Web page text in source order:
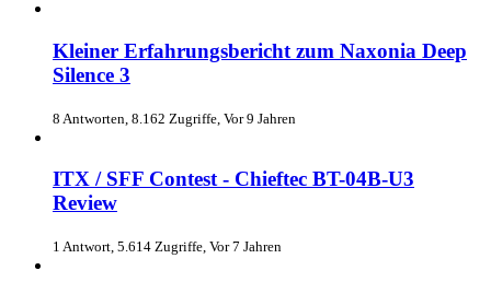
Kleiner Erfahrungsbericht zum Naxonia Deep
Silence 3
8 Antworten, 8.162 Zugriffe, Vor 9 Jahren
ITX / SFF Contest - Chieftec BT-04B-U3
Review
1 Antwort, 5.614 Zugriffe, Vor 7 Jahren